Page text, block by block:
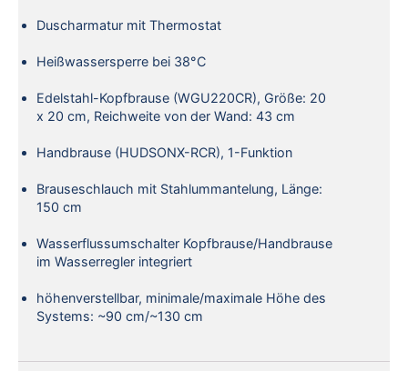
Duscharmatur mit Thermostat
Heißwassersperre bei 38°C
Edelstahl-Kopfbrause (WGU220CR), Größe: 20
x 20 cm, Reichweite von der Wand: 43 cm
Handbrause (HUDSONX-RCR), 1-Funktion
Brauseschlauch mit Stahlummantelung, Länge:
150 cm
Wasserflussumschalter Kopfbrause/Handbrause
im Wasserregler integriert
höhenverstellbar, minimale/maximale Höhe des
Systems: ~90 cm/~130 cm